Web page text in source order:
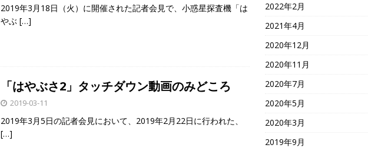
2019年3月18日（火）に開催された記者会見で、小惑星探査機「は
やぶ […]
「はやぶさ2」タッチダウン動画のみどころ
2019-03-11
2019年3月5日の記者会見において、2019年2月22日に行われた、
[…]
2022年2月
2021年4月
2020年12月
2020年11月
2020年7月
2020年5月
2020年3月
2019年9月